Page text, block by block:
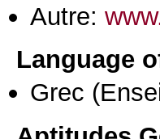
Autre:
Language
Grec